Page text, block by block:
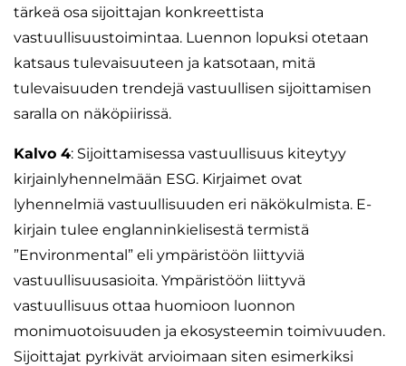
tärkeä osa sijoittajan konkreettista
vastuullisuustoimintaa. Luennon lopuksi otetaan
katsaus tulevaisuuteen ja katsotaan, mitä
tulevaisuuden trendejä vastuullisen sijoittamisen
saralla on näköpiirissä.
Kalvo 4: Sijoittamisessa vastuullisuus kiteytyy
kirjainlyhennelmään ESG. Kirjaimet ovat
lyhennelmiä vastuullisuuden eri näkökulmista. E-
kirjain tulee englanninkielisestä termistä
”Environmental” eli ympäristöön liittyviä
vastuullisuusasioita. Ympäristöön liittyvä
vastuullisuus ottaa huomioon luonnon
monimuotoisuuden ja ekosysteemin toimivuuden.
Sijoittajat pyrkivät arvioimaan siten esimerkiksi